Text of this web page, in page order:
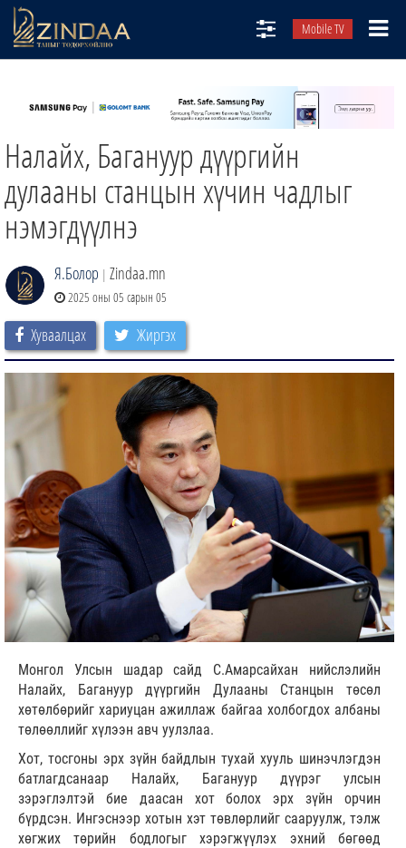
Mobile TV
ТВ8
ӨГЛӨӨНИЙ СОНИН
АУДИО ЗОХИОЛ
ЗИНДАА СЭТГҮҮЛ
Налайх, Багануур дүүргийн
дулааны станцын хүчин чадлыг
нэмэгдүүлнэ
Я.Болор | Zindaa.mn
2025 оны 05 сарын 05
Хуваалцах Жиргэх
Монгол Улсын шадар сайд С.Амарсайхан нийслэлийн
Налайх, Багануур дүүргийн Дулааны Станцын төсөл
хөтөлбөрийг хариуцан ажиллаж байгаа холбогдох албаны
төлөөллийг хүлээн авч уулзлаа.
Хот, тосгоны эрх зүйн байдлын тухай хууль шинэчлэгдэн
батлагдсанаар Налайх, Багануур дүүрэг улсын
зэрэглэлтэй бие даасан хот болох эрх зүйн орчин
бүрдсэн. Ингэснээр хотын хэт төвлөрлийг сааруулж, тэлж
хөгжих төрийн бодлогыг хэрэгжүүлэх эхний бөгөөд